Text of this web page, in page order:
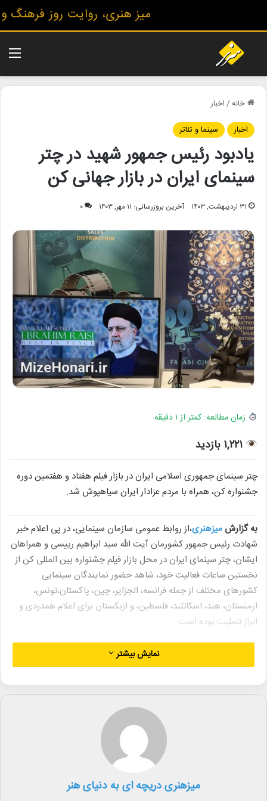
میز هنری، روایت روز فرهنگ و
خانه/اخبار
اخبار
سینما و تئاتر
یادبود رئیس جمهور شهید در چتر
سینمای ایران در بازار جهانی کن
۳۱ اردیبهشت, ۱۴۰۳ آخرین بروزرسانی: ۱۱ مهر, ۱۴۰۳ ۰
زمان مطالعه: کمتر از ۱ دقیقه
۱,۲۲۱ بازدید
چتر سینمای جمهوری اسلامی ایران در بازار فیلم هفتاد و هفتمین دوره
جشنواره کن، همراه با مردم عزادار ایران سیاهپوش شد.
به گزارش میزهنری،از روابط عمومی سازمان سینمایی، در پی اعلام خبر
شهادت رئیس جمهور کشورمان آیت الله سید ابراهیم رییسی و همراهان
ایشان، چتر سینمای ایران در محل بازار فیلم جشنواره بین المللی کن از
نخستین ساعات فعالیت خود، شاهد حضور نمایندگان سینمایی
کشورهای مختلف از جمله فرانسه، الجزایر، چین، پاکستان،تونس،
ارمنستان، هند، اسکاتلند، فلسطین، و ازبکستان برای اعلام همدردی و
ابراز تسلیت بوده است .
همچنین در اقدامی نمادین دفتر یادبودی توسط سینماگران و نمایندگان
سینمایی کشورهای مختلف در چتر سینمای ایرانی نیز به امضا رسید و در
بازار فیلم هفتاد و هفتمین دوره جشنواره کن، به نشان همدردی با مردم
ایران، با نصب المان سوگواری و پخش تصاویری از رئیس جمهور شهید
کشور، به مقام شامخ شهدای سانحه سقوط بالگرد رییس جمهور
کشورمان ادای احترام کردند.
گفتنی است بر اساس اخبار ارسالی نمایندگان اعزامی، چترسینمای ایران
فعالیت خود نیز ادامه خواهد داد.
نمایش بیشتر
میزهنری دریچه ای به دنیای هنر